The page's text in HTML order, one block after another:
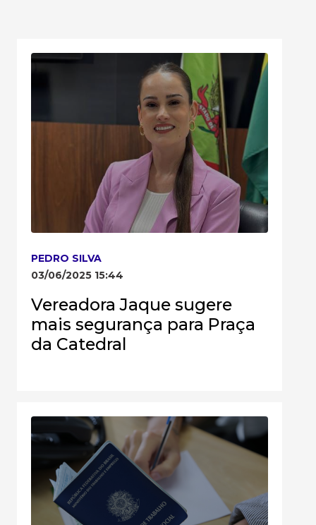
PEDRO SILVA
03/06/2025 15:44
Vereadora Jaque sugere
mais segurança para Praça
da Catedral